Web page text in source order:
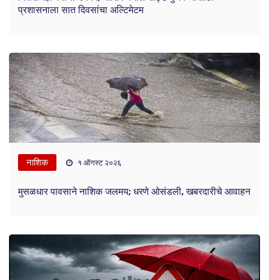
प्रशासनाला सात दिवसांचा अल्टिमेटम
नाशिक १ ऑगस्ट २०२६
मुसळधार पावसाने नाशिक जलमय; धरणे ओसंडली, खबरदारीचे आवाहन